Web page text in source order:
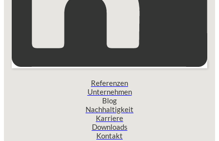
Referenzen
Unternehmen
Blog
Nachhaltigkeit
Karriere
Downloads
Kontakt